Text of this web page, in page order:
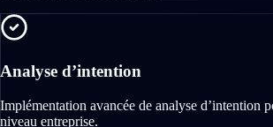
Analyse d’intention
Implémentation avancée de analyse d’intention
niveau entreprise.